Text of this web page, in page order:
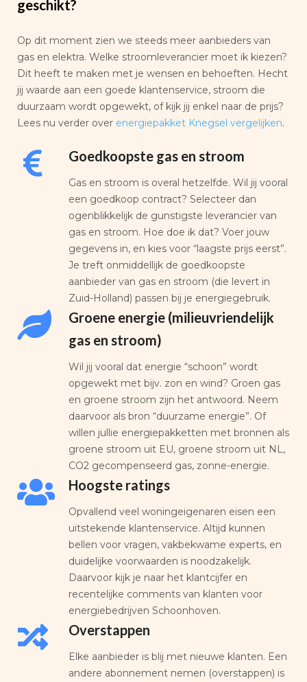
geschikt?
Op dit moment zien we steeds meer aanbieders van
gas en elektra. Welke stroomleverancier moet ik kiezen?
Dit heeft te maken met je wensen en behoeften. Hecht
jij waarde aan een goede klantenservice, stroom die
duurzaam wordt opgewekt, of kijk jij enkel naar de prijs?
Lees nu verder over energiepakket Knegsel vergelijken.
Goedkoopste gas en stroom
Gas en stroom is overal hetzelfde. Wil jij vooral
een goedkoop contract? Selecteer dan
ogenblikkelijk de gunstigste leverancier van
gas en stroom. Hoe doe ik dat? Voer jouw
gegevens in, en kies voor “laagste prijs eerst”.
Je treft onmiddellijk de goedkoopste
aanbieder van gas en stroom (die levert in
Zuid-Holland) passen bij je energiegebruik.
Groene energie (milieuvriendelijk
gas en stroom)
Wil jij vooral dat energie “schoon” wordt
opgewekt met bijv. zon en wind? Groen gas
en groene stroom zijn het antwoord. Neem
daarvoor als bron “duurzame energie”. Of
willen jullie energiepakketten met bronnen als
groene stroom uit EU, groene stroom uit NL,
CO2 gecompenseerd gas, zonne-energie.
Hoogste ratings
Opvallend veel woningeigenaren eisen een
uitstekende klantenservice. Altijd kunnen
bellen voor vragen, vakbekwame experts, en
duidelijke voorwaarden is noodzakelijk.
Daarvoor kijk je naar het klantcijfer en
recentelijke comments van klanten voor
energiebedrijven Schoonhoven.
Overstappen
Elke aanbieder is blij met nieuwe klanten. Een
andere abonnement nemen (overstappen) is